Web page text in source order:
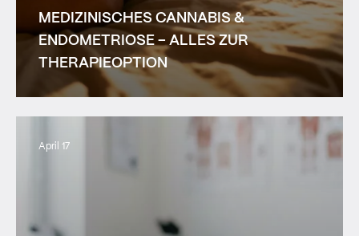
MEDIZINISCHES CANNABIS &
ENDOMETRIOSE – ALLES ZUR
THERAPIEOPTION
April 17